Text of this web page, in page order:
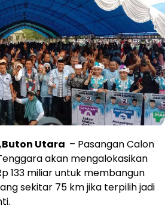
Utara – Pasangan Calon
akan mengalokasikan
133 miliar untuk membangun
sekitar 75 km jika terpilih jadi